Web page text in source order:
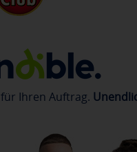
für Ihren Auftrag.